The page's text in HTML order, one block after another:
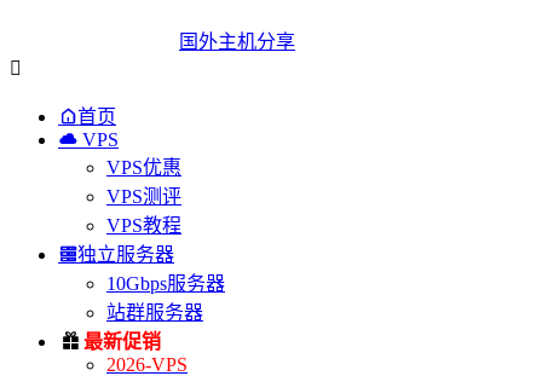
国外主机分享

首页
 VPS
VPS优惠
VPS测评
VPS教程
独立服务器
10Gbps服务器
站群服务器
 最新促销
2026-VPS